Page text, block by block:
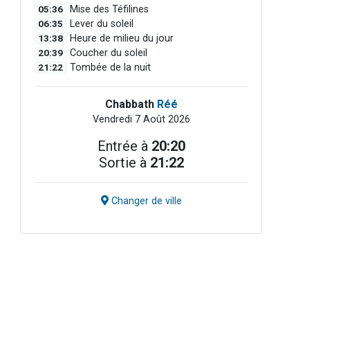
05:36 Mise des Téfilines
06:35 Lever du soleil
13:38 Heure de milieu du jour
20:39 Coucher du soleil
21:22 Tombée de la nuit
Chabbath Réé
Vendredi 7 Août 2026
Entrée à 20:20
Sortie à 21:22
Changer de ville